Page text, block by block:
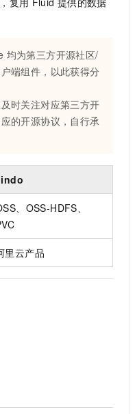
均为第三方开源社区/
端组件，以此获得分
时关注对应第三方开
的开源协议，自行承
、OSS-HDFS、
里云产品